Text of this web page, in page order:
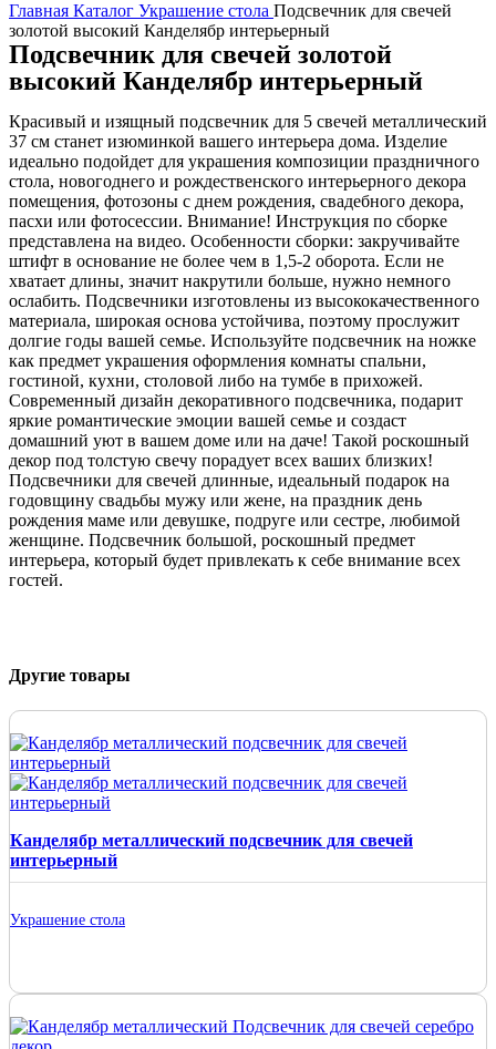
Главная Каталог Украшение стола Подсвечник для свечей
золотой высокий Канделябр интерьерный
Подсвечник для свечей золотой
высокий Канделябр интерьерный
Красивый и изящный подсвечник для 5 свечей металлический
37 см станет изюминкой вашего интерьера дома. Изделие
идеально подойдет для украшения композиции праздничного
стола, новогоднего и рождественского интерьерного декора
помещения, фотозоны с днем рождения, свадебного декора,
пасхи или фотосессии. Внимание! Инструкция по сборке
представлена на видео. Особенности сборки: закручивайте
штифт в основание не более чем в 1,5-2 оборота. Если не
хватает длины, значит накрутили больше, нужно немного
ослабить. Подсвечники изготовлены из высококачественного
материала, широкая основа устойчива, поэтому прослужит
долгие годы вашей семье. Используйте подсвечник на ножке
как предмет украшения оформления комнаты спальни,
гостиной, кухни, столовой либо на тумбе в прихожей.
Современный дизайн декоративного подсвечника, подарит
яркие романтические эмоции вашей семье и создаст
домашний уют в вашем доме или на даче! Такой роскошный
декор под толстую свечу порадует всех ваших близких!
Подсвечники для свечей длинные, идеальный подарок на
годовщину свадьбы мужу или жене, на праздник день
рождения маме или девушке, подруге или сестре, любимой
женщине. Подсвечник большой, роскошный предмет
интерьера, который будет привлекать к себе внимание всех
гостей.
Другие товары
Канделябр металлический подсвечник для свечей
интерьерный
Украшение стола